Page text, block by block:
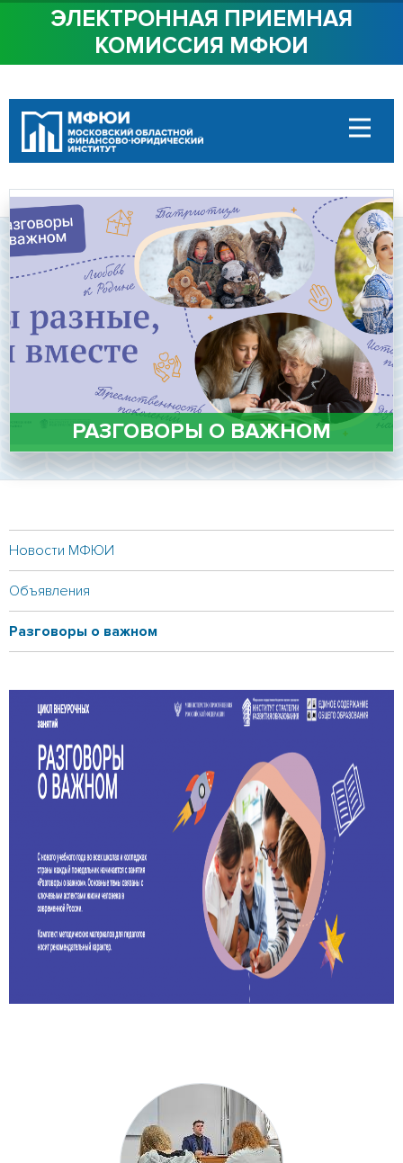
ЭЛЕКТРОННАЯ ПРИЕМНАЯ
КОМИССИЯ МФЮИ
ОБ ИНСТИТУТЕ
СТУДЕНТАМ
ДОСТУПНАЯ СРЕДА
СОТРУДНИЧЕСТВО
КОНТАКТЫ
Сведения об
образовательной
организации
Личный кабинет
Подать документы онлайн
Версия для слабовидящих
РАЗГОВОРЫ О ВАЖНОМ
Новости МФЮИ
Объявления
Разговоры о важном